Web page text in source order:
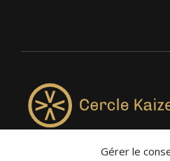
Gérer le
4957, rue Lionel-Groulx,